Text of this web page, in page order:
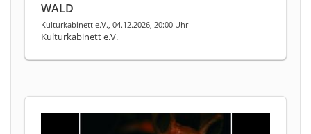
WALD
Kulturkabinett e.V., 04.12.2026, 20:00 Uhr
Kulturkabinett e.V.